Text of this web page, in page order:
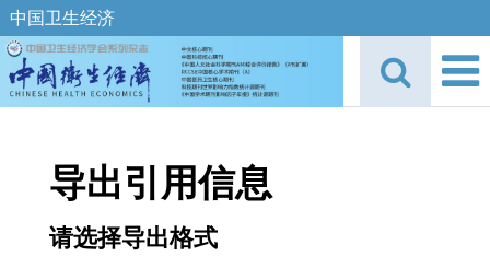
中国卫生经济
导出引用信息
请选择导出格式